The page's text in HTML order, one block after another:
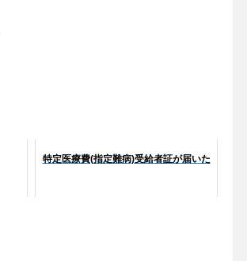
特定医療費(指定難病)受給者証が届いた